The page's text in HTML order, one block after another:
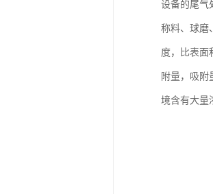
设备的尾气
称料、球磨
度，比表面
附量，吸附
境含有大量